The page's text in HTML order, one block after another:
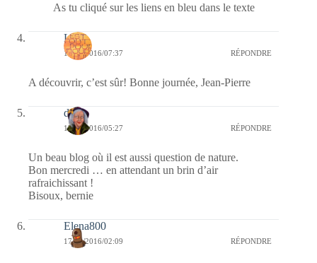
As tu cliqué sur les liens en bleu dans le texte
Laret
17/08/2016/07:37 RÉPONDRE
A découvrir, c’est sûr! Bonne journée, Jean-Pierre
dom
17/08/2016/05:27 RÉPONDRE
Un beau blog où il est aussi question de nature.
Bon mercredi … en attendant un brin d’air
rafraichissant !
Bisoux, bernie
Elena800
17/08/2016/02:09 RÉPONDRE